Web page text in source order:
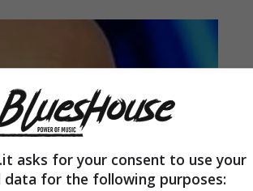
asks for your consent to use your
data for the following purposes: